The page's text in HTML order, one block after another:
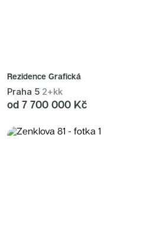
Rezidence Grafická
Praha 5 2+kk
od 7 700 000 Kč